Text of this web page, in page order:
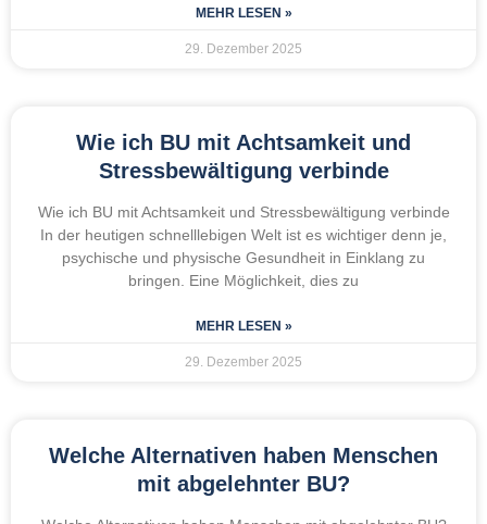
MEHR LESEN »
29. Dezember 2025
Wie ich BU mit Achtsamkeit und
Stressbewältigung verbinde
Wie ich BU mit Achtsamkeit und Stressbewältigung verbinde
In der heutigen schnelllebigen Welt ist es wichtiger denn je,
psychische und physische Gesundheit in Einklang zu
bringen. Eine Möglichkeit, dies zu
MEHR LESEN »
29. Dezember 2025
Welche Alternativen haben Menschen
mit abgelehnter BU?